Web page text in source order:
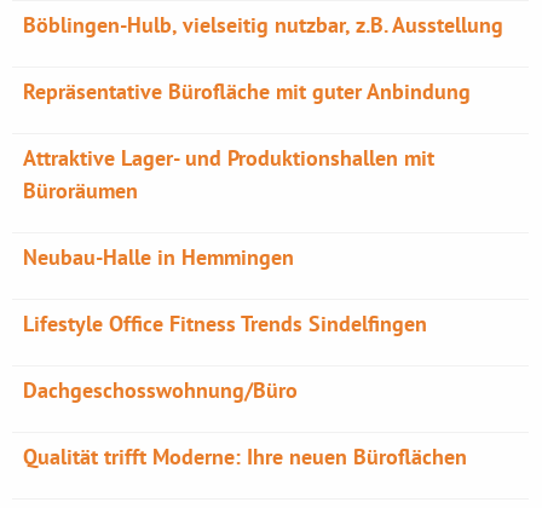
Böblingen-Hulb, vielseitig nutzbar, z.B. Ausstellung
Repräsentative Bürofläche mit guter Anbindung
Attraktive Lager- und Produktionshallen mit
Büroräumen
Neubau-Halle in Hemmingen
Lifestyle Office Fitness Trends Sindelfingen
Dachgeschosswohnung/Büro
Qualität trifft Moderne: Ihre neuen Büroflächen